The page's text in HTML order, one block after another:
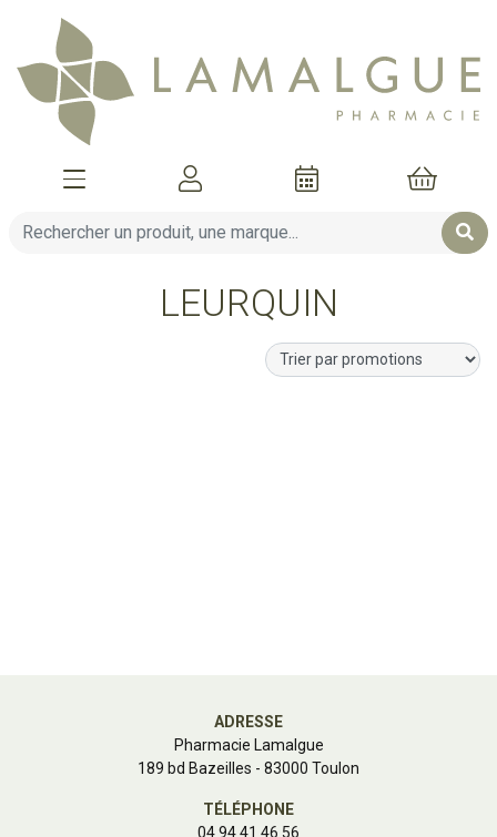
Afficher la navigation
Mon
LEURQUIN
ADRESSE
Pharmacie Lamalgue
189 bd Bazeilles - 83000 Toulon
TÉLÉPHONE
04 94 41 46 56